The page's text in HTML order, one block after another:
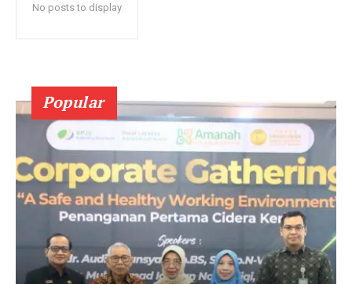
No posts to display
Popular